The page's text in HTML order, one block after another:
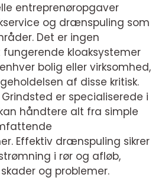
entreprenøropgaver
og drænspuling som
Det er ingen
kloaksystemer
bolig eller virksomhed,
af disse kritisk.
er specialiserede i
håndtere alt fra simple
Effektiv drænspuling sikrer
i rør og afløb,
og problemer.